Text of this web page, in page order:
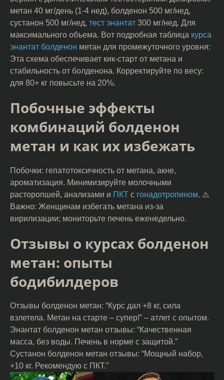
метан 40 мг/день (1-4 нед), болденон 500 мг/нед,
сустанон 500 мг/нед, тест энантат 300 мг/нед. Для
максимального объема. Вот подробная таблица курса
энантат болденон метан для промежуточного уровня:
Эта схема обеспечивает кик-старт от метана и
стабильность от болденона. Корректируйте по весу:
для 80+ кг повысьте на 20%.
Побочные эффекты
комбинаций болденон
метан и как их избежать
Побочки: гепатотоксичность от метана, акне,
ароматизация. Минимизируйте молочными
расторопшей, анализами и ПКТ с гонадотропином. ⚠️
Важно: Женщинам избегать метана из-за
вирилизации; мониторьте печень еженедельно.
Отзывы о курсах болденон
метан: опыты
бодибилдеров
Отзывы болденон метан: “Курс дал +8 кг, сила
взлетела. Метан на старте – супер!” – атлет с опытом.
Энантат болденон метан отзывы: “Качественная
масса, без воды. Печень в норме с защитой.”
Сустанон болденон метан отзывы: “Мощный набор,
+10 кг. Рекомендую с ПКТ.”